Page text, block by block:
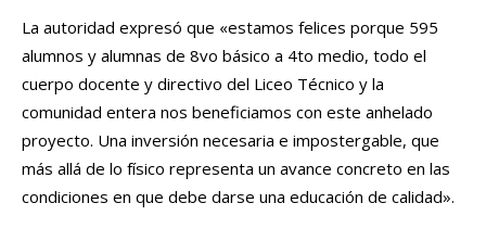
La autoridad expresó que «estamos felices porque 595
alumnos y alumnas de 8vo básico a 4to medio, todo el
cuerpo docente y directivo del Liceo Técnico y la
comunidad entera nos beneficiamos con este anhelado
proyecto. Una inversión necesaria e impostergable, que
más allá de lo físico representa un avance concreto en las
condiciones en que debe darse una educación de calidad».